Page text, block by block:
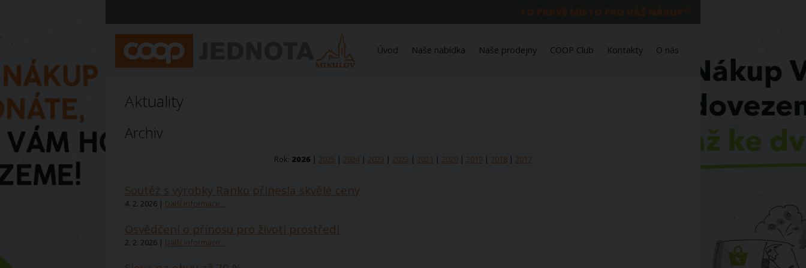
Úvod Naše nabídka Naše prodejny COOP Club Kontakty O nás
Aktuality
Archiv
Rok: 2026 | 2025 | 2024 | 2023 | 2022 | 2021 | 2020 | 2019 | 2018 | 2017
Soutěž s výrobky Ranko přinesla skvělé ceny
4. 2. 2026 | Další informace...
Osvědčení o přínosu pro životí prostředí
2. 2. 2026 | Další informace...